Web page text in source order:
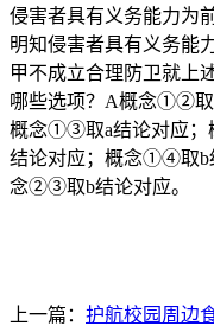
侵害者具有义务能力为
明知侵害者具有义务能
甲不成立合理防卫就上
哪些选项？A概念①②
概念①③取a结论对应
结论对应；概念①④取b
念②③取b结论对应。
上一篇： 护航校园周边